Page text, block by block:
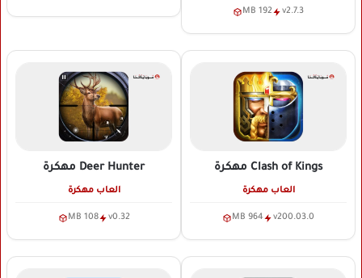
v2.7.3
192 MB
Clash of Kings مهكرة
العاب مهكرة
v200.03.0
964 MB
Deer Hunter مهكرة
العاب مهكرة
v0.32
108 MB